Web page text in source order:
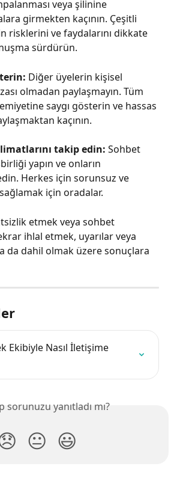
veya şilinine
girmekten kaçının. Çeşitli
risklerini ve faydalarını dikkate
sürdürün.
Diğer üyelerin kişisel
olmadan paylaşmayın. Tüm
saygı gösterin ve hassas
kaçının.
takip edin: Sohbet
yapın ve onların
Herkes için sorunsuz ve
için oradalar.
etmek veya sohbet
ihlal etmek, uyarılar veya
da dahil olmak üzere sonuçlara
Ekibiyle Nasıl İletişime
sorunuzu yanıtladı mı?
😐 😃